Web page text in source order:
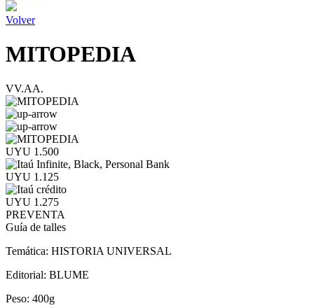
Volver
MITOPEDIA
VV.AA.
UYU 1.500
UYU 1.125
UYU 1.275
PREVENTA
Guía de talles
Temática: HISTORIA UNIVERSAL
Editorial: BLUME
Peso: 400g